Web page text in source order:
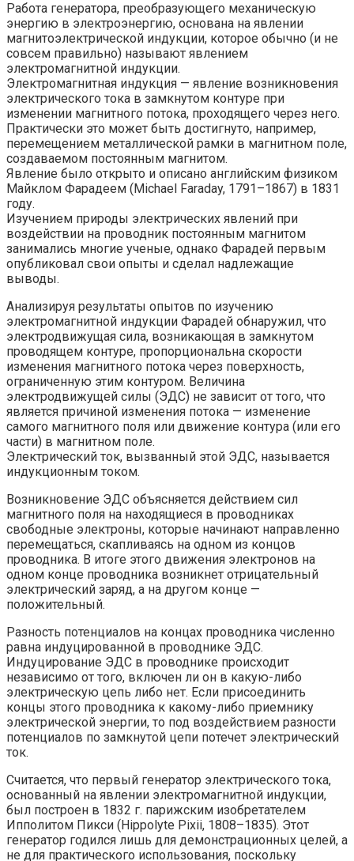
Работа генератора, преобразующего механическую
энергию в электроэнергию, основана на явлении
магнитоэлектрической индукции, которое обычно (и не
совсем правильно) называют явлением
электромагнитной индукции.
Электромагнитная индукция — явление возникновения
электрического тока в замкнутом контуре при
изменении магнитного потока, проходящего через него.
Практически это может быть достигнуто, например,
перемещением металлической рамки в магнитном поле,
создаваемом постоянным магнитом.
Явление было открыто и описано английским физиком
Майклом Фарадеем (Michael Faraday, 1791–1867) в 1831
году.
Изучением природы электрических явлений при
воздействии на проводник постоянным магнитом
занимались многие ученые, однако Фарадей первым
опубликовал свои опыты и сделал надлежащие
выводы.
Анализируя результаты опытов по изучению
электромагнитной индукции Фарадей обнаружил, что
электродвижущая сила, возникающая в замкнутом
проводящем контуре, пропорциональна скорости
изменения магнитного потока через поверхность,
ограниченную этим контуром. Величина
электродвижущей силы (ЭДС) не зависит от того, что
является причиной изменения потока — изменение
самого магнитного поля или движение контура (или его
части) в магнитном поле.
Электрический ток, вызванный этой ЭДС, называется
индукционным током.
Возникновение ЭДС объясняется действием сил
магнитного поля на находящиеся в проводниках
свободные электроны, которые начинают направленно
перемещаться, скапливаясь на одном из концов
проводника. В итоге этого движения электронов на
одном конце проводника возникнет отрицательный
электрический заряд, а на другом конце —
положительный.
Разность потенциалов на концах проводника численно
равна индуцированной в проводнике ЭДС.
Индуцирование ЭДС в проводнике происходит
независимо от того, включен ли он в какую-либо
электрическую цепь либо нет. Если присоединить
концы этого проводника к какому-либо приемнику
электрической энергии, то под воздействием разности
потенциалов по замкнутой цепи потечет электрический
ток.
Считается, что первый генератор электрического тока,
основанный на явлении электромагнитной индукции,
был построен в 1832 г. парижским изобретателем
Ипполитом Пикси (Hippolyte Pixii, 1808–1835). Этот
генератор годился лишь для демонстрационных целей, а
не для практического использования, поскольку